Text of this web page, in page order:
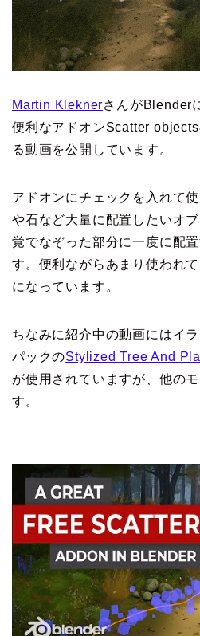
Martin KleknerさんがBlender
便利なアドオンScatter
る動画を公開しています。
アドオンにチェックを入れて
や石など大量に配置したいオ
覚でなぞった部分に一度に配
す。便利ながらあまり使われ
になっています。
ちなみに紹介中の動画にはイ
パックのStylized Tree And
が使用されていますが、他の
す。